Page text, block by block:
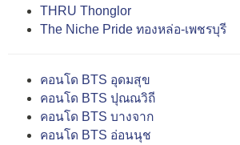
THRU Thonglor
The Niche Pride ทองหล่อ-เพชรบุรี
คอนโด BTS อุดมสุข
คอนโด BTS ปุณณวิถี
คอนโด BTS บางจาก
คอนโด BTS อ่อนนุช